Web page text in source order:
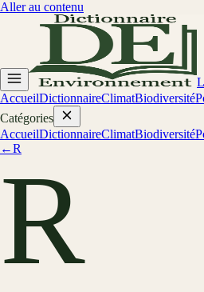
Aller au contenu
AccueilDictionnaireClimatBiodiversité
Catégories
AccueilDictionnaireClimatBiodiversité
←R
R